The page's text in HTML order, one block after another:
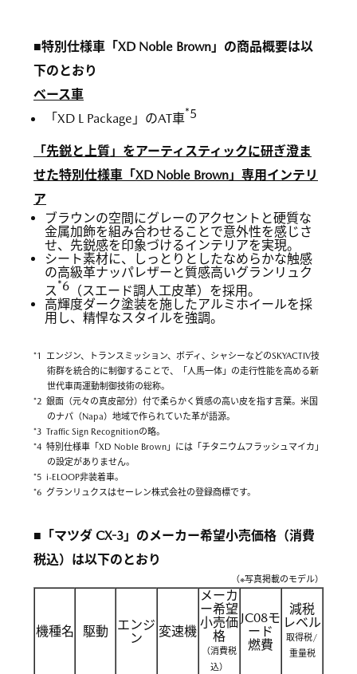
■特別仕様車「XD Noble Brown」の商品概要は以
下のとおり
ベース車
「XD L Package」のAT車*5
「先鋭と上質」をアーティスティックに研ぎ澄ま
せた特別仕様車「XD Noble Brown」専用インテリ
ア
ブラウンの空間にグレーのアクセントと硬質な
金属加飾を組み合わせることで意外性を感じさ
せ、先鋭感を印象づけるインテリアを実現。
シート素材に、しっとりとしたなめらかな触感
の高級革ナッパレザーと質感高いグランリュク
ス*6 （スエード調人工皮革）を採用。
高輝度ダーク塗装を施したアルミホイールを採
用し、精悍なスタイルを強調。
*1 エンジン、トランスミッション、ボディ、シャシーなどのSKYACTIV技
術群を統合的に制御することで、「人馬一体」の走行性能を高める新
世代車両運動制御技術の総称。
*2 銀面（元々の真皮部分）付で柔らかく質感の高い皮を指す言葉。米国
のナパ（Napa）地域で作られていた革が語源。
*3 Traffic Sign Recognitionの略。
*4 特別仕様車「XD Noble Brown」には「チタニウムフラッシュマイカ」
の設定がありません。
*5 i-ELOOP非装着車。
*6 グランリュクスはセーレン株式会社の登録商標です。
■「マツダ CX-3」のメーカー希望小売価格（消費
税込）は以下のとおり
（※写真掲載のモデル）
機種名 駆動
エンジ
ン
変速機
メーカ
ー希望
小売価
格
（消費税
込）
JC08モ
ード
燃費
減税
レベル
取得税/
重量税